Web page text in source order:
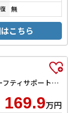
無
こちら
ジョイン 届出済未使用車 禁煙車 スズキセーフティサポート LEDヘッドライト 両側スライドドア スマートキー プッシュスタート 障害物センサー 運転席シートヒーター 電動格納ミラー
169.9万円